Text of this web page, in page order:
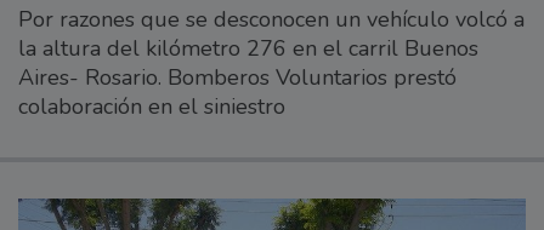
Por razones que se desconocen un vehículo volcó a
la altura del kilómetro 276 en el carril Buenos
Aires- Rosario. Bomberos Voluntarios prestó
colaboración en el siniestro